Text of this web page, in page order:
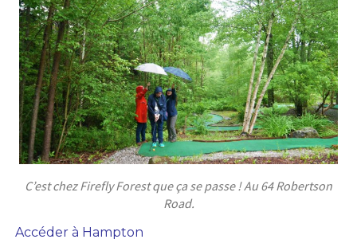
C’est chez Firefly Forest que ça se passe ! Au 64 Robertson
Road.
Accéder à Hampton